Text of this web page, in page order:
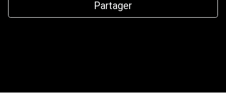
Partager